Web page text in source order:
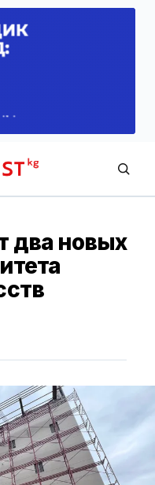
два новых